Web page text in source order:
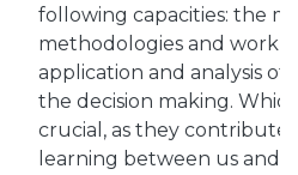
following capacities: the
methodologies and work
application and analysis of
the decision making.
crucial, as they
learning between us and